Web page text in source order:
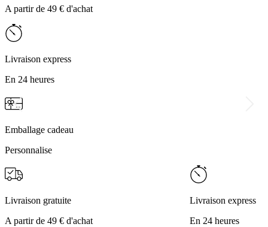
A partir de 49 € d'achat
Livraison express
En 24 heures
Emballage cadeau
Personnalise
Livraison gratuite
A partir de 49 € d'achat
Livraison express
En 24 heures